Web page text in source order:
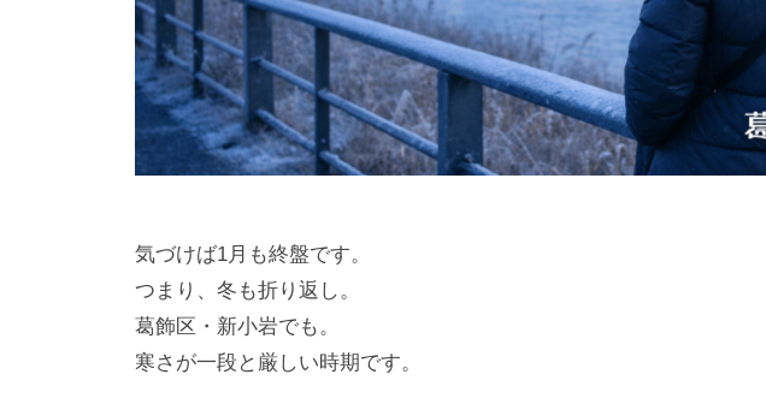
気づけば1月も終盤です。
つまり、冬も折り返し。
葛飾区・新小岩でも。
寒さが一段と厳しい時期です。